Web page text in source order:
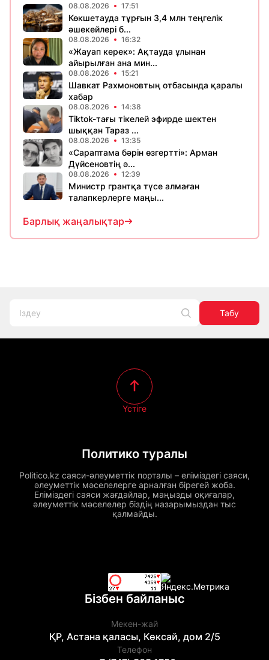
08.08.2026 17:51
Көкшетауда тұрғын 3,4 млн теңгелік
әшекейлері б...
08.08.2026 16:32
«Жауап керек»: Ақтауда ұлынан
айырылған ана мин...
08.08.2026 15:21
Шавкат Рахмоновтың отбасында қаралы
хабар
08.08.2026 14:38
Tiktok-тағы тікелей эфирде шектен
шыққан Тараз ...
08.08.2026 13:35
«Сараптама бәрін өзгертті»: Арман
Дүйсеновтің ә...
08.08.2026 12:39
Министр грантқа түсе алмаған
талапкерлерге маңы...
Барлық жаңалықтар
Табу
Политико туралы
Politico.kz саяси-әлеуметтік порталы – еліміздегі саяси,
әлеуметтік мәселелерге арналған бірегей жоба.
Еліміздегі саяси жағдайлар, маңызды оқиғалар,
әлеуметтік мәселелер біздің назарымыздан тыс
қалмайды.
Үстіге
Бізбен байланыс
Мекен-жай
ҚР, Астана қаласы, Көксай, дом 2/5
Телефон